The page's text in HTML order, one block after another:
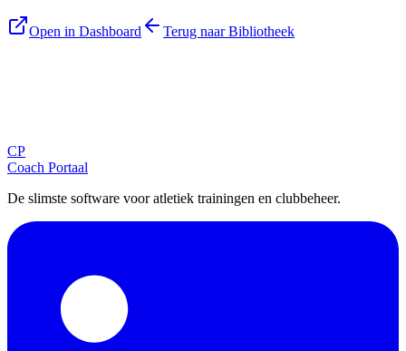
Open in Dashboard Terug naar Bibliotheek
CP
Coach Portaal
De slimste software voor atletiek trainingen en clubbeheer.